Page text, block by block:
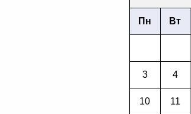
Пн Вт
3 4
10 11